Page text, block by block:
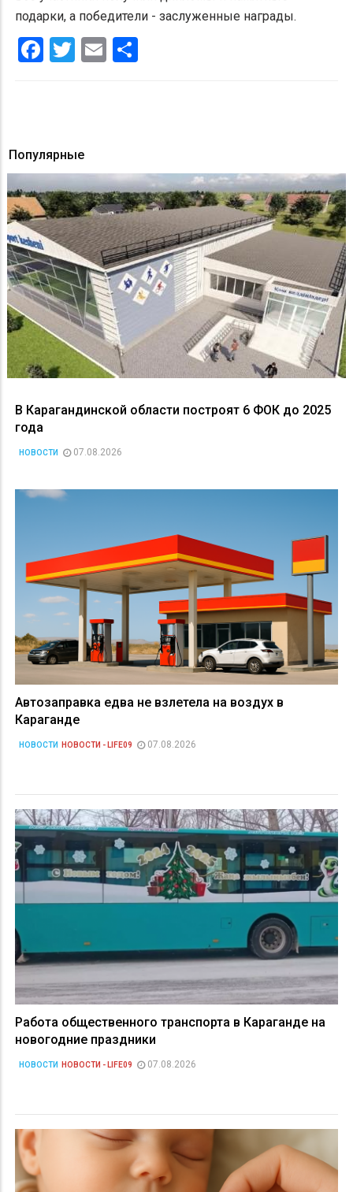
подарки, а победители - заслуженные награды.
Facebook
Twitter
Email
Популярные
В Карагандинской области построят 6 ФОК до 2025
года
НОВОСТИ 07.08.2026
Автозаправка едва не взлетела на воздух в
Караганде
НОВОСТИ НОВОСТИ - LIFE09 07.08.2026
Работа общественного транспорта в Караганде на
новогодние праздники
НОВОСТИ НОВОСТИ - LIFE09 07.08.2026